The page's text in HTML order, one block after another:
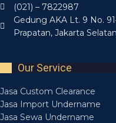
(021) – 7822987
Gedung AKA Lt. 9 No.
Prapatan, Jakarta
Our Service
Jasa Custom Clearance
Jasa Import Undername
Jasa Sewa Undername